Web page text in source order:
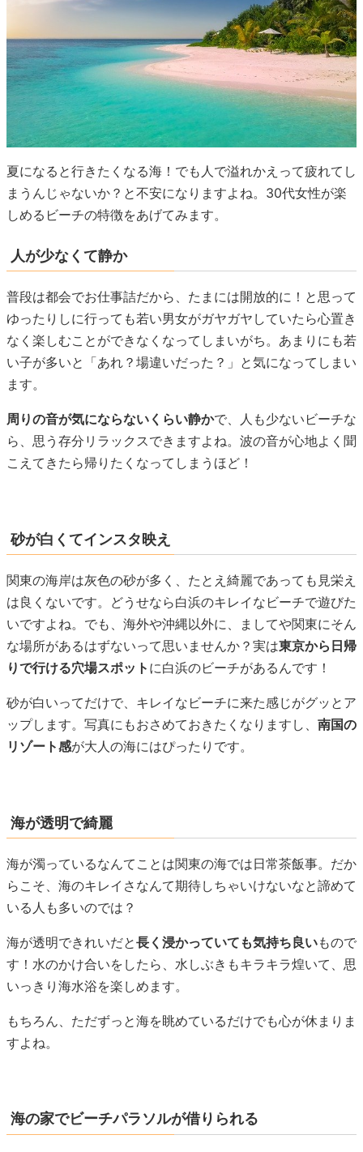
夏になると行きたくなる海！でも人で溢れかえって疲れてし
まうんじゃないか？と不安になりますよね。30代女性が楽
しめるビーチの特徴をあげてみます。
人が少なくて静か
普段は都会でお仕事詰だから、たまには開放的に！と思って
ゆったりしに行っても若い男女がガヤガヤしていたら心置き
なく楽しむことができなくなってしまいがち。あまりにも若
い子が多いと「あれ？場違いだった？」と気になってしまい
ます。
周りの音が気にならないくらい静かで、人も少ないビーチな
ら、思う存分リラックスできますよね。波の音が心地よく聞
こえてきたら帰りたくなってしまうほど！
砂が白くてインスタ映え
関東の海岸は灰色の砂が多く、たとえ綺麗であっても見栄え
は良くないです。どうせなら白浜のキレイなビーチで遊びた
いですよね。でも、海外や沖縄以外に、ましてや関東にそん
な場所があるはずないって思いませんか？実は東京から日帰
りで行ける穴場スポット に白浜のビーチがあるんです！
砂が白いってだけで、キレイなビーチに来た感じがグッとア
ップします。写真にもおさめておきたくなりますし、 南国の
リゾート感が大人の海にはぴったりです。
海が透明で綺麗
海が濁っているなんてことは関東の海では日常茶飯事。だか
らこそ、海のキレイさなんて期待しちゃいけないなと諦めて
いる人も多いのでは？
海が透明できれいだと長く浸かっていても気持ち良いもので
す！水のかけ合いをしたら、水しぶきもキラキラ煌いて、思
いっきり海水浴を楽しめます。
もちろん、ただずっと海を眺めているだけでも心が休まりま
すよね。
海の家でビーチパラソルが借りられる